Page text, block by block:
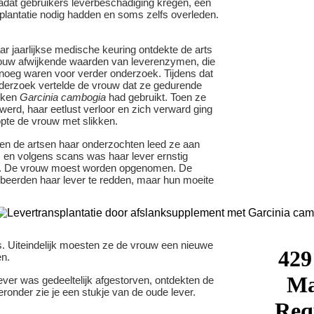
gebruikers leverbeschadiging kregen, een
nodig hadden en soms zelfs overleden.
jaarlijkse medische keuring ontdekte de arts
afwijkende waarden van leverenzymen, die
waren voor verder onderzoek. Tijdens dat
vertelde de vrouw dat ze gedurende
Garcinia cambogia had gebruikt. Toen ze
haar eetlust verloor en zich verward ging
de vrouw met slikken.
de artsen haar onderzochten leed ze aan
en volgens scans was haar lever ernstig
De vrouw moest worden opgenomen. De
haar lever te redden, maar hun moeite
Uiteindelijk moesten ze de vrouw een nieuwe
was gedeeltelijk afgestorven, ontdekten de
zie je een stukje van de oude lever.